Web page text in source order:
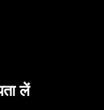
लें